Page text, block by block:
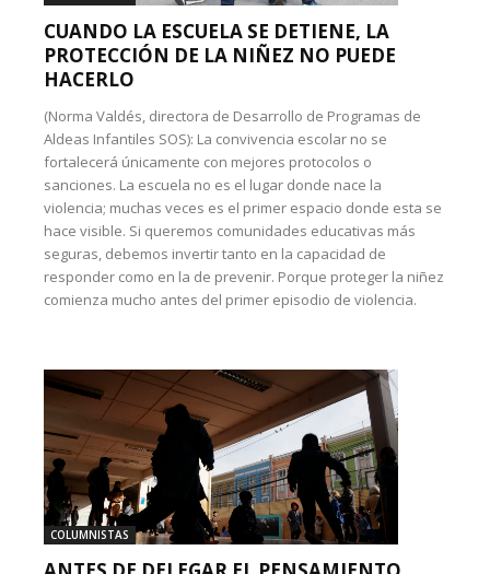
CUANDO LA ESCUELA SE DETIENE, LA
PROTECCIÓN DE LA NIÑEZ NO PUEDE
HACERLO
(Norma Valdés, directora de Desarrollo de Programas de
Aldeas Infantiles SOS): La convivencia escolar no se
fortalecerá únicamente con mejores protocolos o
sanciones. La escuela no es el lugar donde nace la
violencia; muchas veces es el primer espacio donde esta se
hace visible. Si queremos comunidades educativas más
seguras, debemos invertir tanto en la capacidad de
responder como en la de prevenir. Porque proteger la niñez
comienza mucho antes del primer episodio de violencia.
COLUMNISTAS